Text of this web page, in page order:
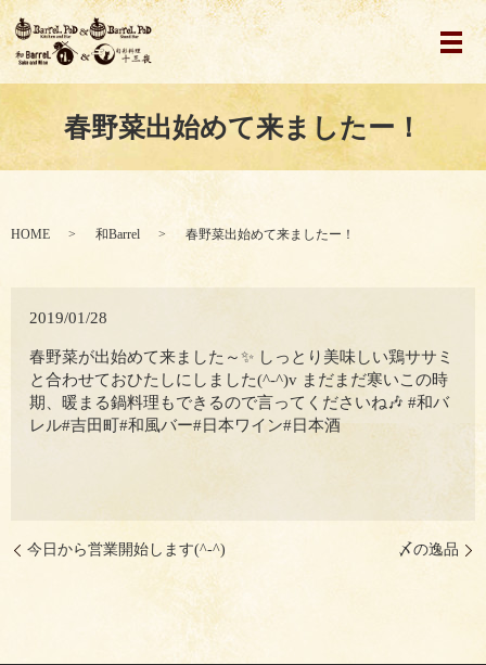
メ
春野菜出始めて来ましたー！
HOME 和Barrel 春野菜出始めて来ましたー！
2019/01/28
春野菜が出始めて来ました～✨ しっとり美味しい鶏ササミ
と合わせておひたしにしました(^-^)v まだまだ寒いこの時
期、暖まる鍋料理もできるので言ってくださいね🎶 #和バ
レル#吉田町#和風バー#日本ワイン#日本酒
今日から営業開始します(^-^) 〆の逸品